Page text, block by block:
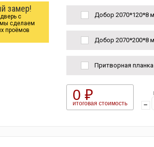
замер!
с
мы сделаем
проёмов
Добор 2070*120*8
Добор 2070*200*8
Притворная
0 ₽
итоговая стоимость